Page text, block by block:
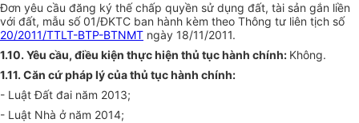
Đơn yêu cầu đăng ký thế chấp quyền sử dụng đất, tài sản gắn liền
với đất, mẫu số 01/ĐKTC ban hành kèm theo Thông tư liên tịch số
20/2011/TTLT-BTP-BTNMT ngày 18/11/2011.
1.10. Yêu cầu, điều kiện thực hiện thủ tục hành chính: Không.
1.11. Căn cứ pháp lý của thủ tục hành chính:
- Luật Đất đai năm 2013;
- Luật Nhà ở năm 2014;